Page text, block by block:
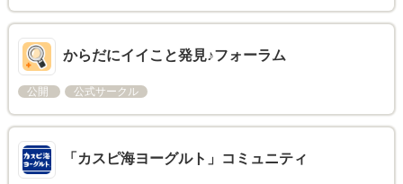
からだにイイこと発見♪フォーラム
公開 公式サークル
「カスピ海ヨーグルト」コミュニティ